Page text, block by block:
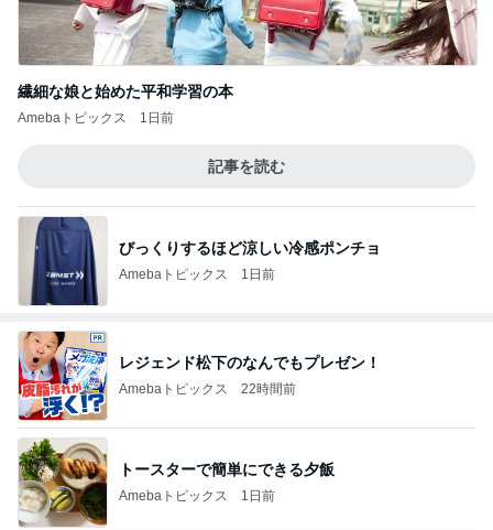
繊細な娘と始めた平和学習の本
Amebaトピックス 1日前
記事を読む
びっくりするほど涼しい冷感ポンチョ
Amebaトピックス 1日前
レジェンド松下のなんでもプレゼン！
Amebaトピックス 22時間前
トースターで簡単にできる夕飯
Amebaトピックス 1日前